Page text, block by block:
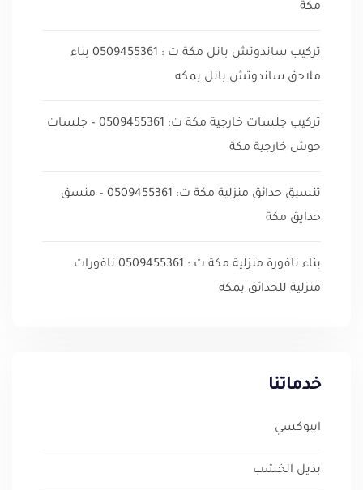
مكة
تركيب ساندوتش بانل مكة ت : 0509455361 بناء
ملاحق ساندوتش بانل بمكه
تركيب جلسات خارجية مكة ت: 0509455361 – جلسات
حوش خارجية مكة
تنسيق حدائق منزلية مكة ت: 0509455361 – منسق
حدايق مكة
بناء نافورة منزلية مكة ت : 0509455361 نافورات
منزلية للحدائق بمكه
خدماتنا
ايبوكسي
بديل الخشب